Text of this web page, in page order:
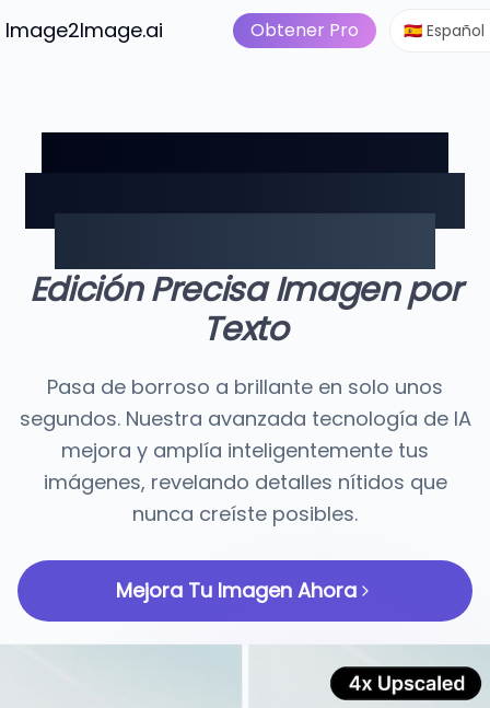
Image2Image.ai
Gratis Suite Imagen IA Imagen a vídeo
Obtener Pro 🇪🇸 Español
Transforma Tus Fotos
con Nuestro Mejorador
de Imágenes con IA
Edición Precisa Imagen por
Texto
Pasa de borroso a brillante en solo unos
segundos. Nuestra avanzada tecnología de IA
mejora y amplía inteligentemente tus
imágenes, revelando detalles nítidos que
nunca creíste posibles.
Mejora Tu Imagen Ahora